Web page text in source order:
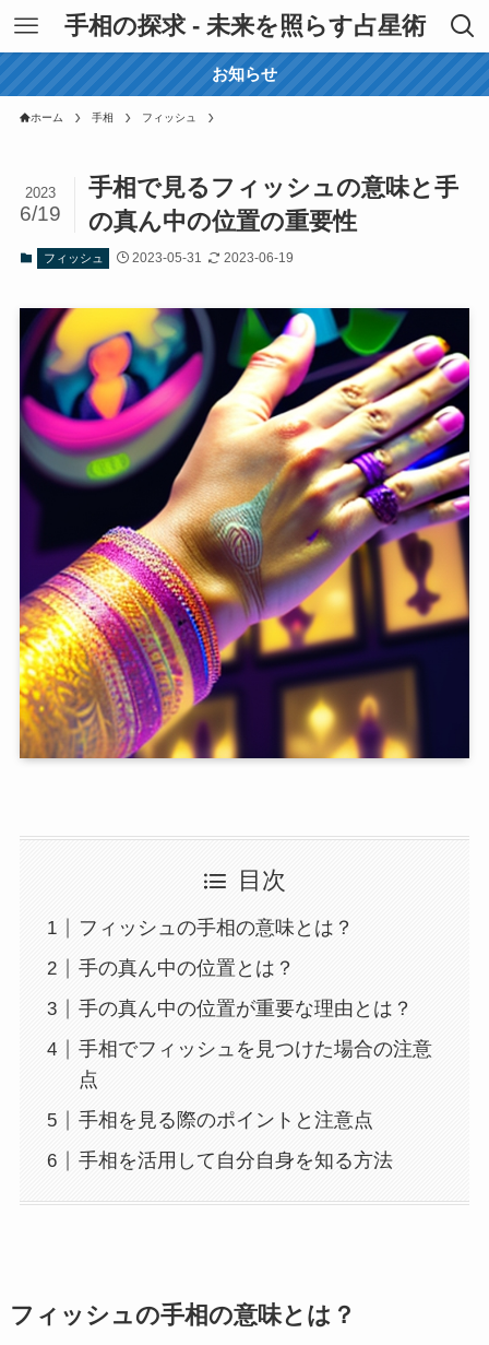
手相の探求 - 未来を照らす占星術
お知らせ
ホーム 手相 フィッシュ
手相で見るフィッシュの意味と手
の真ん中の位置の重要性
2023
6/19
フィッシュ 2023-05-31 2023-06-19
目次
フィッシュの手相の意味とは？
手の真ん中の位置とは？
手の真ん中の位置が重要な理由とは？
手相でフィッシュを見つけた場合の注意
点
手相を見る際のポイントと注意点
手相を活用して自分自身を知る方法
フィッシュの手相の意味とは？